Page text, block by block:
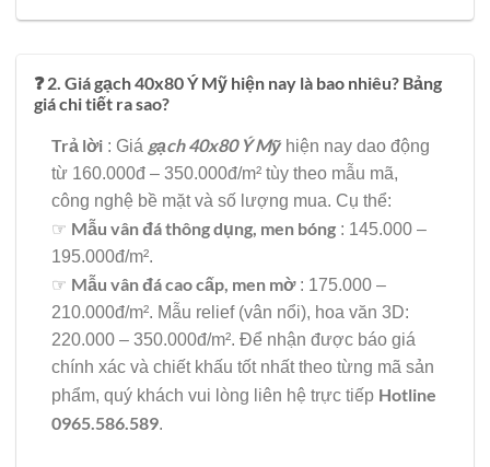
❓ 2. Giá gạch 40x80 Ý Mỹ hiện nay là bao nhiêu? Bảng
giá chi tiết ra sao?
Trả lời : Giá gạch 40x80 Ý Mỹhiện nay dao động
từ 160.000đ – 350.000đ/m² tùy theo mẫu mã,
công nghệ bề mặt và số lượng mua. Cụ thể:
☞ Mẫu vân đá thông dụng, men bóng : 145.000 –
195.000đ/m².
☞ Mẫu vân đá cao cấp, men mờ: 175.000 –
210.000đ/m². Mẫu relief (vân nổi), hoa văn 3D:
220.000 – 350.000đ/m². Để nhận được báo giá
chính xác và chiết khấu tốt nhất theo từng mã sản
phẩm, quý khách vui lòng liên hệ trực tiếp Hotline
0965.586.589.